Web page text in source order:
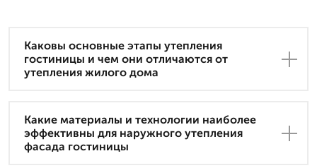
Каковы основные этапы утепления
гостиницы и чем они отличаются от
утепления жилого дома
Какие материалы и технологии наиболее
эффективны для наружного утепления
фасада гостиницы